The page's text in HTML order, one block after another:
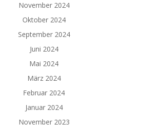
November 2024
Oktober 2024
September 2024
Juni 2024
Mai 2024
März 2024
Februar 2024
Januar 2024
November 2023